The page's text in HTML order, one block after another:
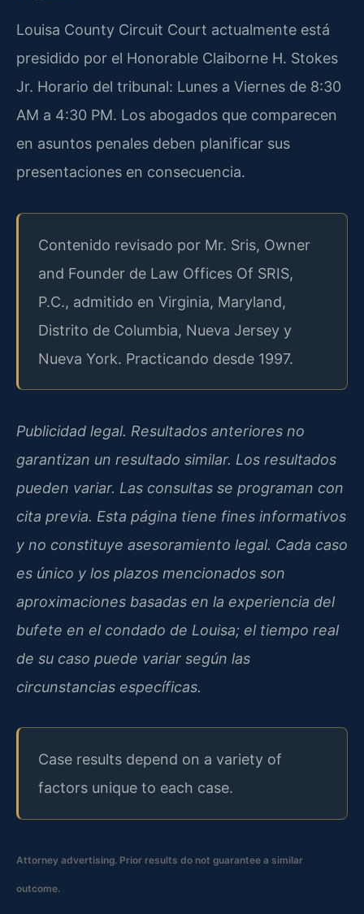
Louisa County Circuit Court actualmente está
presidido por el Honorable Claiborne H. Stokes
Jr. Horario del tribunal: Lunes a Viernes de 8:30
AM a 4:30 PM. Los abogados que comparecen
en asuntos penales deben planificar sus
presentaciones en consecuencia.
Contenido revisado por Mr. Sris, Owner
and Founder de Law Offices Of SRIS,
P.C., admitido en Virginia, Maryland,
Distrito de Columbia, Nueva Jersey y
Nueva York. Practicando desde 1997.
Publicidad legal. Resultados anteriores no
garantizan un resultado similar. Los resultados
pueden variar. Las consultas se programan con
cita previa. Esta página tiene fines informativos
y no constituye asesoramiento legal. Cada caso
es único y los plazos mencionados son
aproximaciones basadas en la experiencia del
bufete en el condado de Louisa; el tiempo real
de su caso puede variar según las
circunstancias específicas.
Case results depend on a variety of
factors unique to each case.
Attorney advertising. Prior results do not guarantee a similar
outcome.